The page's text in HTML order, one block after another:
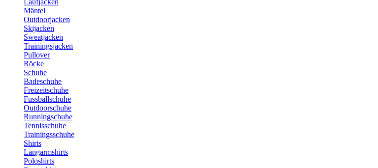
Laufjacken
Mäntel
Outdoorjacken
Skijacken
Sweatjacken
Trainingsjacken
Pullover
Röcke
Schuhe
Badeschuhe
Freizeitschuhe
Fussballschuhe
Outdoorschuhe
Runningschuhe
Tennisschuhe
Trainingsschuhe
Shirts
Langarmshirts
Poloshirts